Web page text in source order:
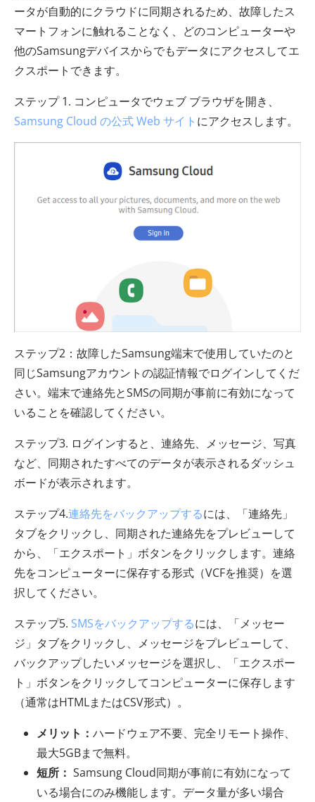
ータが自動的にクラウドに同期されるため、故障したス
マートフォンに触れることなく、どのコンピューターや
他のSamsungデバイスからでもデータにアクセスしてエ
クスポートできます。
ステップ 1. コンピュータでウェブ ブラウザを開き、
Samsung Cloud の公式 Web サイト にアクセスします。
ステップ2：故障したSamsung端末で使用していたのと
同じSamsungアカウントの認証情報でログインしてくだ
さい。端末で連絡先とSMSの同期が事前に有効になって
いることを確認してください。
ステップ3. ログインすると、連絡先、メッセージ、写真
など、同期されたすべてのデータが表示されるダッシュ
ボードが表示されます。
ステップ4.連絡先をバックアップするには、「連絡先」
タブをクリックし、同期された連絡先をプレビューして
から、「エクスポート」ボタンをクリックします。連絡
先をコンピューターに保存する形式（VCFを推奨）を選
択してください。
ステップ5. SMSをバックアップするには、「メッセー
ジ」タブをクリックし、メッセージをプレビューして、
バックアップしたいメッセージを選択し、「エクスポー
ト」ボタンをクリックしてコンピューターに保存します
（通常はHTMLまたはCSV形式）。
メリット： ハードウェア不要、完全リモート操作、
最大5GBまで無料。
短所： Samsung Cloud同期が事前に有効になって
いる場合にのみ機能します。データ量が多い場合